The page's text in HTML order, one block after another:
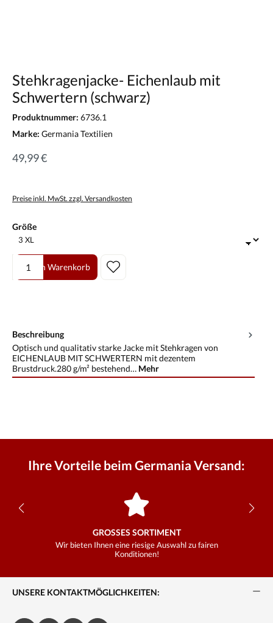
Stehkragenjacke- Eichenlaub mit
Schwertern (schwarz)
Produktnummer: 6736.1
Marke: Germania Textilien
49,99 €
Preise inkl. MwSt. zzgl. Versandkosten
Größeauswählen
Produkt Anzahl: Gib den gewünschten Wert ein oder benutze die
In den Warenkorb
Beschreibung
Optisch und qualitativ starke Jacke mit Stehkragen von
EICHENLAUB MIT SCHWERTERN mit dezentem
Brustdruck.280 g/m² bestehend… Mehr
Ihre Vorteile beim Germania Versand:
GROSSES SORTIMENT
Wir bieten Ihnen eine riesige Auswahl zu fairen
Konditionen!
UNSERE KONTAKTMÖGLICHKEITEN: